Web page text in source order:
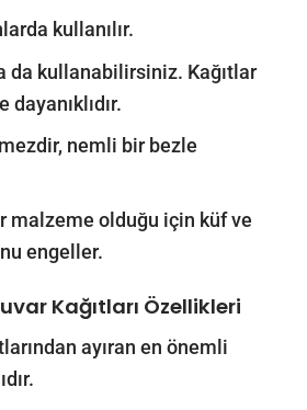
kullanılır.
da kullanabilirsiniz. Kağıtlar
nemli bir bezle
malzeme olduğu için küf ve
engeller.
Kağıtları Özellikleri
ayıran en önemli